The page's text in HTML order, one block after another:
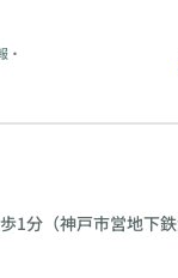
・
1分（神戸市営地下鉄